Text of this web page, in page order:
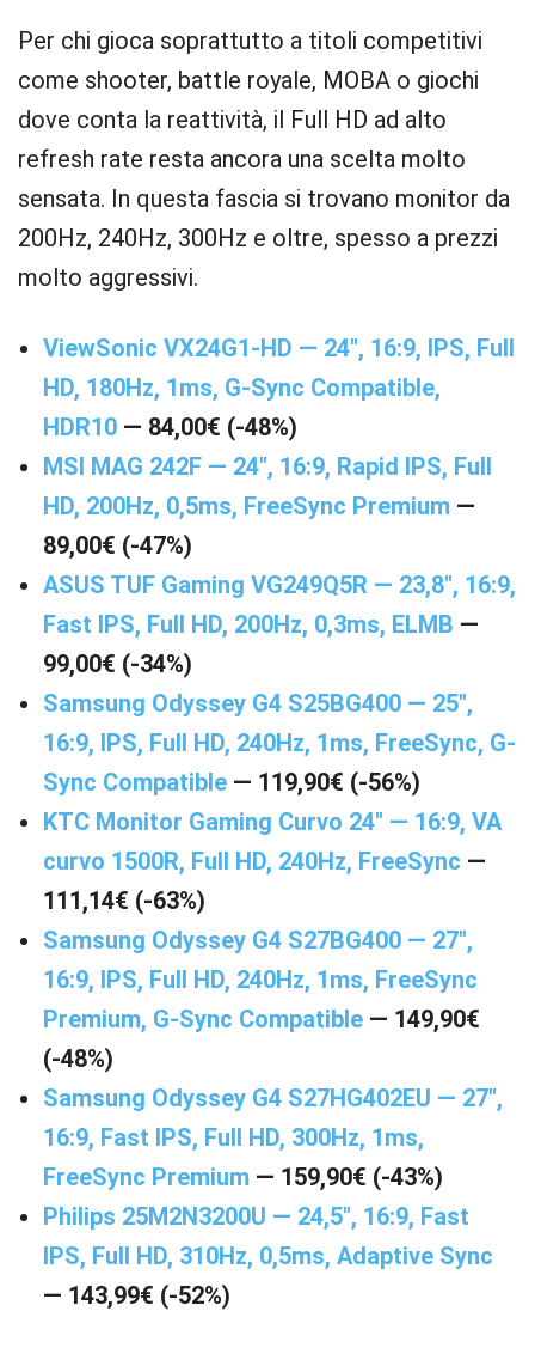
Per chi gioca soprattutto a titoli competitivi
come shooter, battle royale, MOBA o giochi
dove conta la reattività, il Full HD ad alto
refresh rate resta ancora una scelta molto
sensata. In questa fascia si trovano monitor da
200Hz, 240Hz, 300Hz e oltre, spesso a prezzi
molto aggressivi.
ViewSonic VX24G1-HD — 24″, 16:9, IPS, Full
HD, 180Hz, 1ms, G-Sync Compatible,
HDR10 — 84,00€ (-48%)
MSI MAG 242F — 24″, 16:9, Rapid IPS, Full
HD, 200Hz, 0,5ms, FreeSync Premium —
89,00€ (-47%)
ASUS TUF Gaming VG249Q5R — 23,8″, 16:9,
Fast IPS, Full HD, 200Hz, 0,3ms, ELMB —
99,00€ (-34%)
Samsung Odyssey G4 S25BG400 — 25″,
16:9, IPS, Full HD, 240Hz, 1ms, FreeSync, G-
Sync Compatible — 119,90€ (-56%)
KTC Monitor Gaming Curvo 24″ — 16:9, VA
curvo 1500R, Full HD, 240Hz, FreeSync —
111,14€ (-63%)
Samsung Odyssey G4 S27BG400 — 27″,
16:9, IPS, Full HD, 240Hz, 1ms, FreeSync
Premium, G-Sync Compatible — 149,90€
(-48%)
Samsung Odyssey G4 S27HG402EU — 27″,
16:9, Fast IPS, Full HD, 300Hz, 1ms,
FreeSync Premium — 159,90€ (-43%)
Philips 25M2N3200U — 24,5″, 16:9, Fast
IPS, Full HD, 310Hz, 0,5ms, Adaptive Sync
— 143,99€ (-52%)